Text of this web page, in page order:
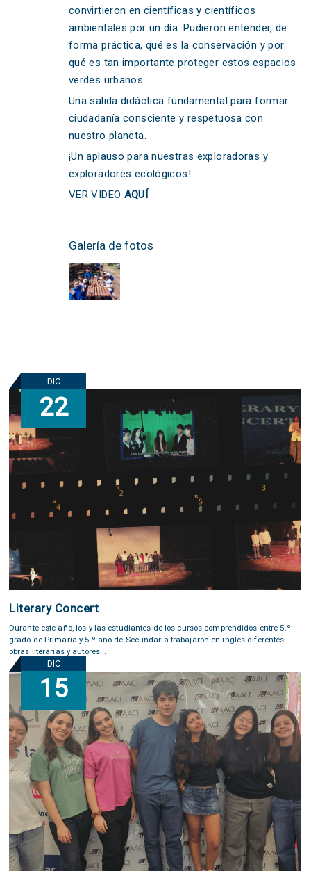
convirtieron en científicas y científicos
ambientales por un día. Pudieron entender, de
forma práctica, qué es la conservación y por
qué es tan importante proteger estos espacios
verdes urbanos.
Una salida didáctica fundamental para formar
ciudadanía consciente y respetuosa con
nuestro planeta.
¡Un aplauso para nuestras exploradoras y
exploradores ecológicos!
VER VIDEO AQUÍ
Galería de fotos
DIC
22
Literary Concert
Durante este año, los y las estudiantes de los cursos comprendidos entre 5.º
grado de Primaria y 5.º año de Secundaria trabajaron en inglés diferentes
obras literarias y autores...
DIC
15